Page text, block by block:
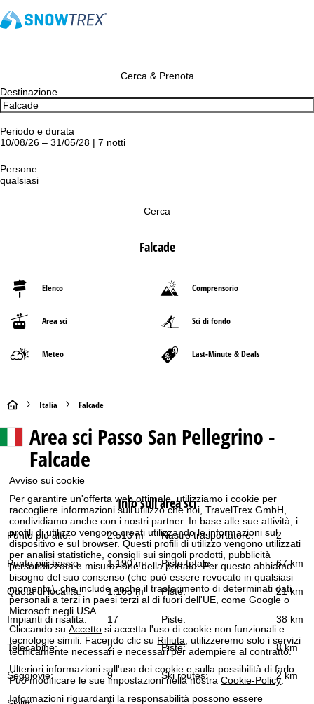
Avviso sui cookie
Per garantire un'offerta web ottimale, utilizziamo i cookie per
raccogliere informazioni sull'utilizzo che noi, TravelTrex GmbH,
condividiamo anche con i nostri partner. In base alle sue attività, i
profili di utilizzo vengono creati utilizzando le informazioni sul
dispositivo e sul browser. Questi profili di utilizzo vengono utilizzati
per analisi statistiche, consigli sui singoli prodotti, pubblicità
personalizzata e misurazione della portata. Per questo abbiamo
bisogno del suo consenso (che può essere revocato in qualsiasi
momento), che include anche il trasferimento di determinati dati
personali a terzi in paesi terzi al di fuori dell'UE, come Google o
Microsoft negli USA.
Cliccando suAccetto si accetta l'uso di cookie non funzionali e
tecnologie simili. Facendo clic su Rifiuta, utilizzeremo solo i servizi
tecnicamente necessari e necessari per adempiere al contratto.
Ulteriori informazioni sull'uso dei cookie e sulla possibilità di farlo.
Può modificare le sue impostazioni nella nostraCookie-Policy
Informazioni riguardanti la responsabilità possono essere
Cerca & Prenota
Destinazione
Periodo e durata
10/08/26 – 31/05/28 | 7 notti
Persone
qualsiasi
Cerca
Falcade
Elenco Comprensorio
Area sci Sci di fondo
Meteo Last-Minute & Deals
H
p
a
g
e
Italia Falcade
Area sci Passo San Pellegrino -
Falcade
Info sull'area sci
Punto più alto: 2.513 m Nastro trasportatore: 2
Punto più basso: 1.190 m Piste totale: 67 km
Quota di località: 1.165 m Piste: 21 km
Impianti di risalita: 17 Piste: 38 km
Telecabine: 2 Piste: 8 km
Seggiovie: 9 Ski routes: 2 km